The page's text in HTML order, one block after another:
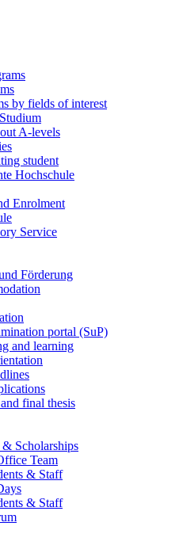
by fields of interest
A-levels
student
Hochschule
Enrolment
Service
Förderung
portal (SuP)
and learning
final thesis
Scholarships
Team
& Staff
& Staff